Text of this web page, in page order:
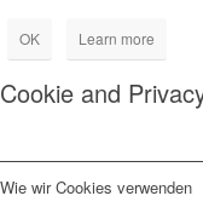
OK Learn more
Cookie and
Wie wir Cookies verwenden